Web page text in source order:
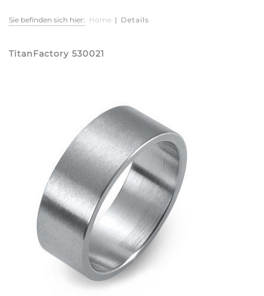
Sie befinden sich hier: Home | Details
TitanFactory 530021